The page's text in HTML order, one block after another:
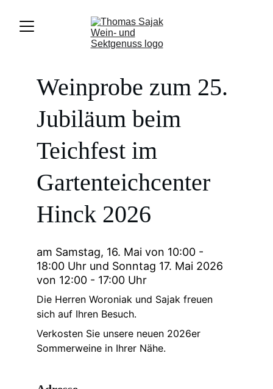
Weinprobe zum 25.
Jubiläum beim
Teichfest im
Gartenteichcenter
Hinck 2026
am Samstag, 16. Mai von 10:00 -
18:00 Uhr und Sonntag 17. Mai 2026
von 12:00 - 17:00 Uhr
Die Herren Woroniak und Sajak freuen
sich auf Ihren Besuch.
Verkosten Sie unsere neuen 2026er
Sommerweine in Ihrer Nähe.